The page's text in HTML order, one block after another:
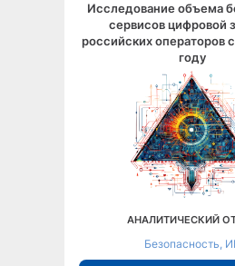
Исследование объема
сервисов цифровой
российских операторов
году
АНАЛИТИЧЕСКИЙ
Безопасность,